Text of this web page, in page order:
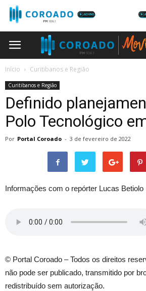
Início Curitibanos e Região
Curitibanos e Região
Definido
Polo Tecnológico
Por Portal Coroado - 3 de fevereiro de 2022
Informações com o repórter Lucas Betiolo
© Portal Coroado – Todos os direitos
não pode ser publicado, transmitido por
redistribuído sem autorização.